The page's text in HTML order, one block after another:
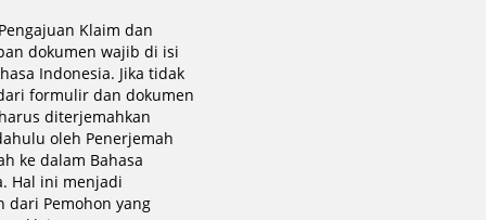
Klaim dan
dokumen wajib di isi
Indonesia. Jika tidak
formulir dan dokumen
diterjemahkan
oleh Penerjemah
ke dalam Bahasa
Hal ini menjadi
dari Pemohon yang